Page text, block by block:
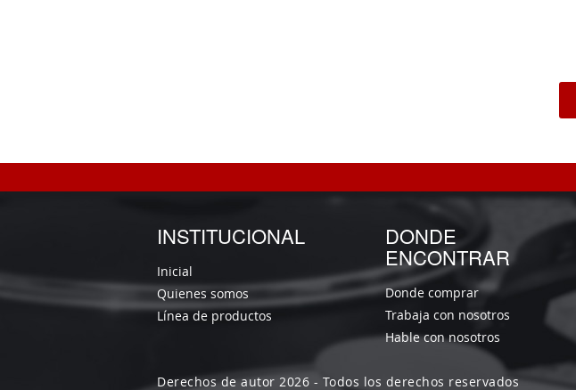
INSTITUCIONAL
Inicial
Quienes somos
Línea de productos
DONDE
ENCONTRAR
Donde comprar
Trabaja con nosotros
Hable con nosotros
Derechos de autor 2026 - Todos los derechos reservados